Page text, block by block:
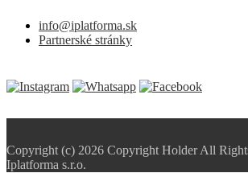
info@iplatforma.sk
Partnerské stránky
Copyright (c) 2026 Copyright Holder All
Iplatforma s.r.o.